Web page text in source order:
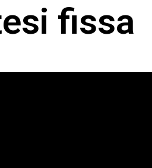
fissa